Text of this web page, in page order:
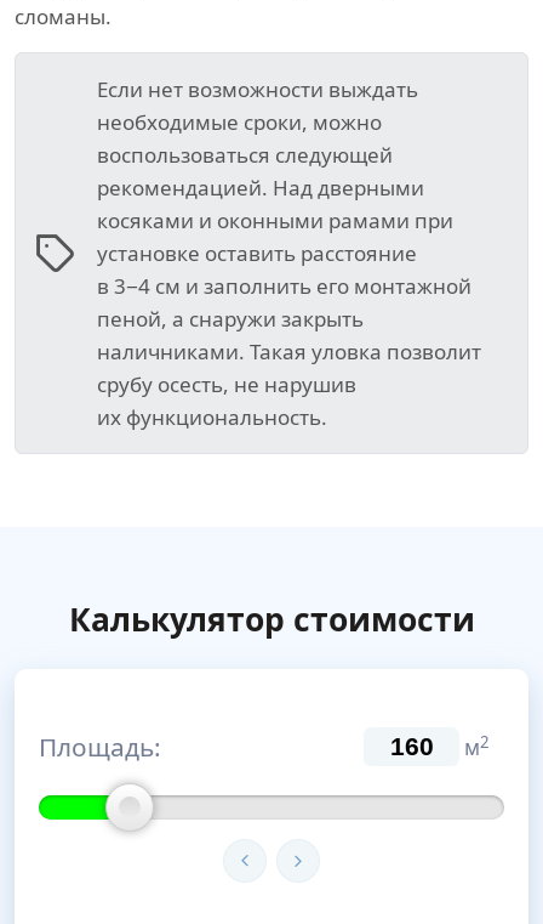
сломаны.
Если нет возможности выждать
необходимые сроки, можно
воспользоваться следующей
рекомендацией. Над дверными
косяками и оконными рамами при
установке оставить расстояние
в 3−4 см и заполнить его монтажной
пеной, а снаружи закрыть
наличниками. Такая уловка позволит
срубу осесть, не нарушив
их функциональность.
Калькулятор стоимости
Площадь: м2